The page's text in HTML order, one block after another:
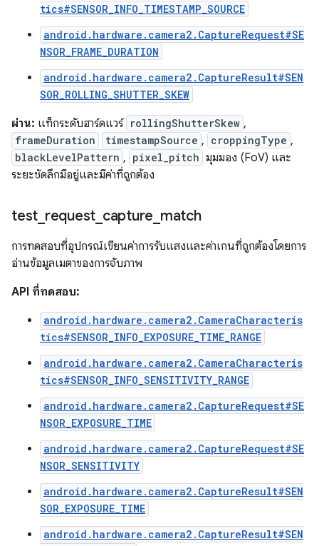
tics#SENSOR_INFO_TIMESTAMP_SOURCE
android.hardware.camera2.CaptureRequest#SE
NSOR_FRAME_DURATION
android.hardware.camera2.CaptureResult#SEN
SOR_ROLLING_SHUTTER_SKEW
ผ่าน: แท็กระดับฮาร์ดแวร์ rollingShutterSkew ,
frameDuration timestampSource , croppingType ,
blackLevelPattern , pixel_pitch มุมมอง (FoV) และ
ระยะชัดลึกมีอยู่และมีค่าที่ถูกต้อง
test request capture match
การทดสอบที่อุปกรณ์เขียนค่าการรับแสงและค่าเกนที่ถูกต้องโดยการ
อ่านข้อมูลเมตาของการจับภาพ
API ที่ทดสอบ:
android.hardware.camera2.CameraCharacteris
tics#SENSOR_INFO_EXPOSURE_TIME_RANGE
android.hardware.camera2.CameraCharacteris
tics#SENSOR_INFO_SENSITIVITY_RANGE
android.hardware.camera2.CaptureRequest#SE
NSOR_EXPOSURE_TIME
android.hardware.camera2.CaptureRequest#SE
NSOR_SENSITIVITY
android.hardware.camera2.CaptureResult#SEN
SOR_EXPOSURE_TIME
android.hardware.camera2.CaptureResult#SEN